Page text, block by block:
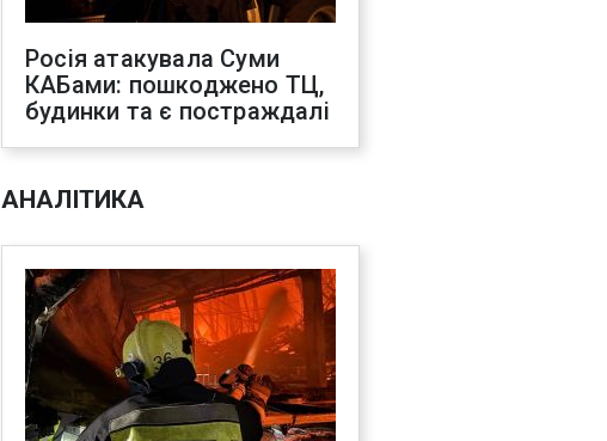
Росія атакувала Суми
КАБами: пошкоджено ТЦ,
будинки та є постраждалі
АНАЛІТИКА